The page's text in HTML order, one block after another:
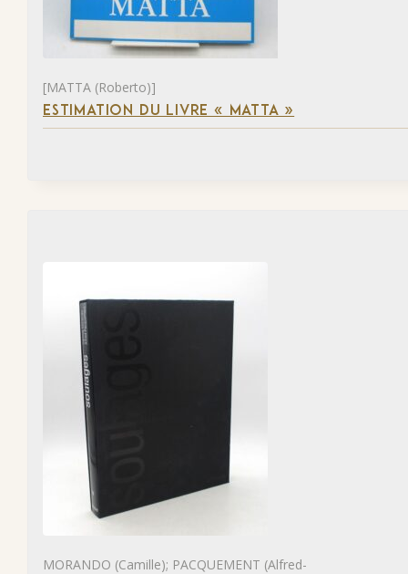
[MATTA (Roberto)]
ESTIMATION DU LIVRE « MATTA »
MORANDO (Camille); PACQUEMENT (Alfred-